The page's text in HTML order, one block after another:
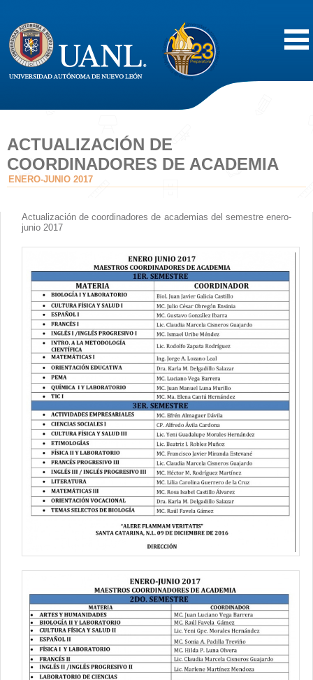
Acerca de
Oferta Educativa
Vida Estudiantil
Servicios
Difusión
Contacto
ACTUALIZACIÓN DE
COORDINADORES DE ACADEMIA
ENERO-JUNIO 2017
Actualización de coordinadores de academias del semestre enero-
junio 2017